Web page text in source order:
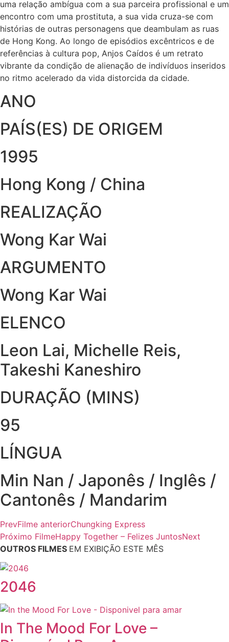
uma relação ambígua com a sua parceira profissional e um
encontro com uma prostituta, a sua vida cruza-se com
histórias de outras personagens que deambulam as ruas
de Hong Kong. Ao longo de episódios excêntricos e de
referências à cultura pop, Anjos Caídos é um retrato
vibrante da condição de alienação de indivíduos inseridos
no ritmo acelerado da vida distorcida da cidade.
ANO
PAÍS(ES) DE ORIGEM
1995
Hong Kong / China
REALIZAÇÃO
Wong Kar Wai
ARGUMENTO
Wong Kar Wai
ELENCO
Leon Lai, Michelle Reis,
Takeshi Kaneshiro
DURAÇÃO (MINS)
95
LÍNGUA
Min Nan / Japonês / Inglês /
Cantonês / Mandarim
PrevFilme anteriorChungking Express
Próximo FilmeHappy Together – Felizes JuntosNext
OUTROS FILMES EM EXIBIÇÃO ESTE MÊS
2046
In The Mood For Love –